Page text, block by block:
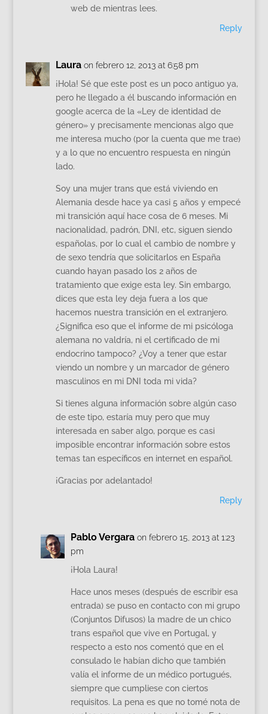
web de mientras lees.
Reply
Laura on febrero 12, 2013 at 6:58 pm
¡Hola! Sé que este post es un poco antiguo ya,
pero he llegado a él buscando información en
google acerca de la «Ley de identidad de
género» y precisamente mencionas algo que
me interesa mucho (por la cuenta que me trae)
y a lo que no encuentro respuesta en ningún
lado.
Soy una mujer trans que está viviendo en
Alemania desde hace ya casi 5 años y empecé
mi transición aquí hace cosa de 6 meses. Mi
nacionalidad, padrón, DNI, etc, siguen siendo
españolas, por lo cual el cambio de nombre y
de sexo tendría que solicitarlos en España
cuando hayan pasado los 2 años de
tratamiento que exige esta ley. Sin embargo,
dices que esta ley deja fuera a los que
hacemos nuestra transición en el extranjero.
¿Significa eso que el informe de mi psicóloga
alemana no valdría, ni el certificado de mi
endocrino tampoco? ¿Voy a tener que estar
viendo un nombre y un marcador de género
masculinos en mi DNI toda mi vida?
Si tienes alguna información sobre algún caso
de este tipo, estaría muy pero que muy
interesada en saber algo, porque es casi
imposible encontrar información sobre estos
temas tan específicos en internet en español.
¡Gracias por adelantado!
Reply
Pablo Vergara on febrero 15, 2013 at 1:23
pm
¡Hola Laura!
Hace unos meses (después de escribir esa
entrada) se puso en contacto con mi grupo
(Conjuntos Difusos) la madre de un chico
trans español que vive en Portugal, y
respecto a esto nos comentó que en el
consulado le habían dicho que también
valía el informe de un médico portugués,
siempre que cumpliese con ciertos
requisitos. La pena es que no tomé nota de